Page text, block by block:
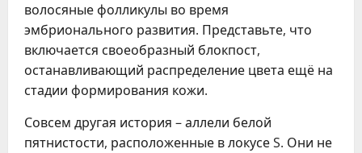
волосяные фолликулы во время
эмбрионального развития. Представьте, что
включается своеобразный блокпост,
останавливающий распределение цвета ещё на
стадии формирования кожи.
Совсем другая история – аллели белой
пятнистости, расположенные в локусе S. Они не